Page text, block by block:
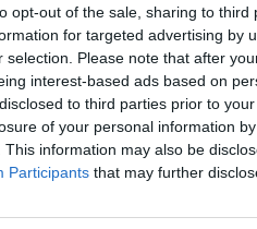
opt-out of the sale, sharing to
for targeted advertising by
selection. Please note that after
interest-based ads based on
to third parties prior to
of your personal information
This information may also be
Participants that may further
poco più di un mese alla
fra il 14 e il 16 marzo a
saranno puntati sul
lasciare la Mercedes e di
formato da Leclerc e da
andranno alla caccia di
1 e cercherà una difficile